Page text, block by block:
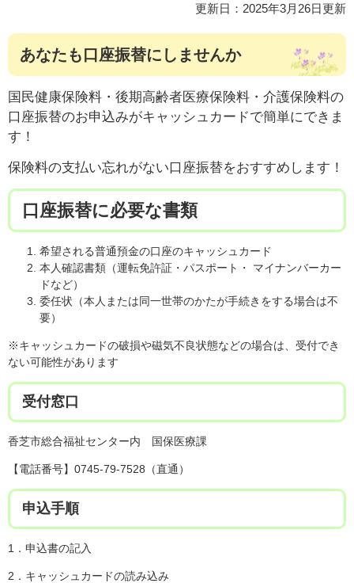
更新日：2025年3月26日更新
あなたも口座振替にしませんか
国民健康保険料・後期高齢者医療保険料・介護保険料の
口座振替のお申込みがキャッシュカードで簡単にできま
す！
保険料の支払い忘れがない口座振替をおすすめします！
口座振替に必要な書類
希望される普通預金の口座のキャッシュカード
本人確認書類（運転免許証・パスポート・ マイナンバーカー
ドなど）
委任状（本人または同一世帯のかたが手続きをする場合は不
要）
※キャッシュカードの破損や磁気不良状態などの場合は、受付でき
ない可能性があります
受付窓口
香芝市総合福祉センター内 国保医療課
【電話番号】0745-79-7528（直通）
申込手順
​1．申込書の記入
2．キャッシュカードの読み込み